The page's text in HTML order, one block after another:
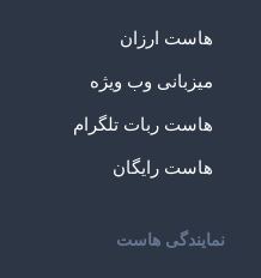
هاست ارزان
میزبانی وب ویژه
هاست ربات تلگرام
هاست رایگان
نمایندگی هاست